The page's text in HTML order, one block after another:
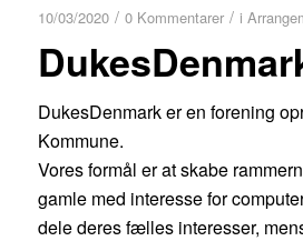
10/03/2020 / 0 Kommentarer / i
DukesDenmark er en forening
Kommune.
Vores formål er at skabe
gamle med interesse for
dele deres fælles interesser,